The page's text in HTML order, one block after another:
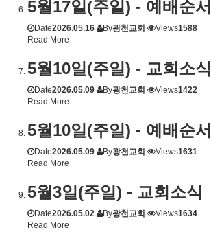
5월17일(주일) - 예배순서
Date2026.05.16 By광천교회 Views1588
Read More
5월10일(주일) - 교회소식
Date2026.05.09 By광천교회 Views1422
Read More
5월10일(주일) - 예배순서
Date2026.05.09 By광천교회 Views1631
Read More
5월3일(주일) - 교회소식
Date2026.05.02 By광천교회 Views1634
Read More